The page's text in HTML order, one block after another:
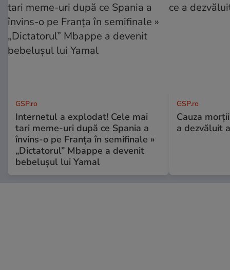
GSP.ro
Internetul a explodat! Cele mai
tari meme-uri după ce Spania a
învins-o pe Franța în semifinale »
„Dictatorul” Mbappe a devenit
bebelușul lui Yamal
GSP.ro
Cauza
a dezvăluit